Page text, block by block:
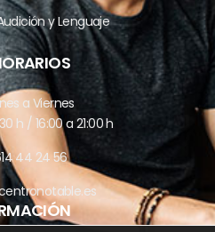
y Lenguaje
a Viernes
h / 16:00 a 21:00 h
44 24 56